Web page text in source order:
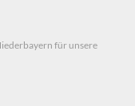
für unsere